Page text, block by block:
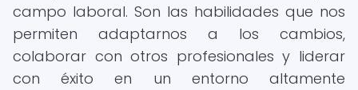
campo laboral. Son las habilidades que nos
permiten adaptarnos a los cambios,
colaborar con otros profesionales y liderar
con éxito en un entorno altamente